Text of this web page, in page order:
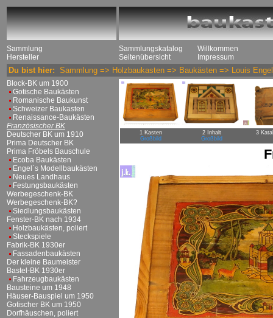
Sammlung
Hersteller
Sammlungskatalog
Seitenübersicht
Willkommen
Impressum
Du bist hier: Sammlung => Holzbaukasten => Baukästen => Louis
Block-BK um 1900
Gotische Baukästen
Romanische Baukunst
Schweizer Baukasten
Renaissance-Baukästen
Französischer BK
Deutscher BK um 1910
Prima Deutscher BK
Prima Fröbels Bauschule
Ecoba Baukästen
Engel`s Modellbaukästen
Neues Landhaus
Festungsbaukästen
Werbegeschenk-BK
Werbegeschenk-BK?
Siedlungsbaukästen
Fenster-BK nach 1934
Holzbaukästen, poliert
Steckspiele
Fabrik-BK 1930er
Fassadenbaukästen
Der kleine Baumeister
Bastel-BK 1930er
Fahrzeugbaukästen
Bausteine um 1948
Häuser-Bauspiel um 1950
Gotischer BK um 1950
Dorfhäuschen, poliert
1 Kasten
Großbild
2 Inhalt
Großbild
3